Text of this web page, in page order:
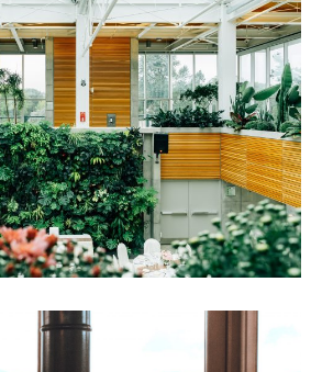
di calore
la visione di un camino
andare incontro a quella che è la
gli ambienti con sistemi
Se sai cos’è il COP ti sveliamo
fargli toccare le stelle.